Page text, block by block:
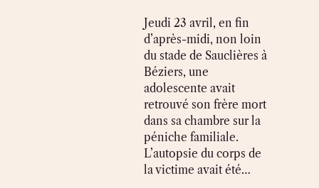
Jeudi 23 avril, en fin
d’après-midi, non loin
du stade de Sauclières à
Béziers, une
adolescente avait
retrouvé son frère mort
dans sa chambre sur la
péniche familiale.
L’autopsie du corps de
la victime avait été…